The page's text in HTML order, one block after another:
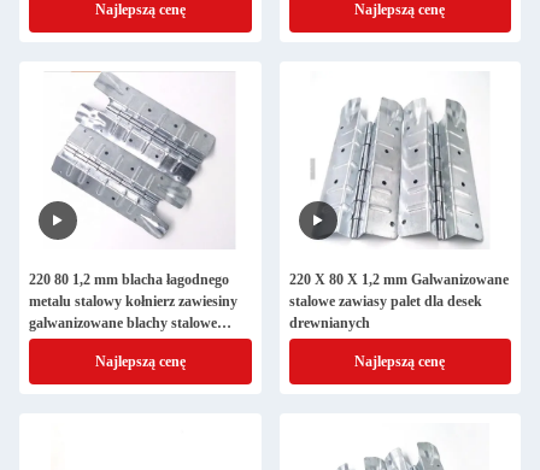
Najlepszą cenę Najlepszą cenę
220 80 1,2 mm blacha łagodnego
metalu stalowy kołnierz zawiesiny
galwanizowane blachy stalowe
drewniane pudełko do kołnierza
Najlepszą cenę
220 X 80 X 1,2 mm Galwanizowane
stalowe zawiasy palet dla desek
drewnianych
Najlepszą cenę